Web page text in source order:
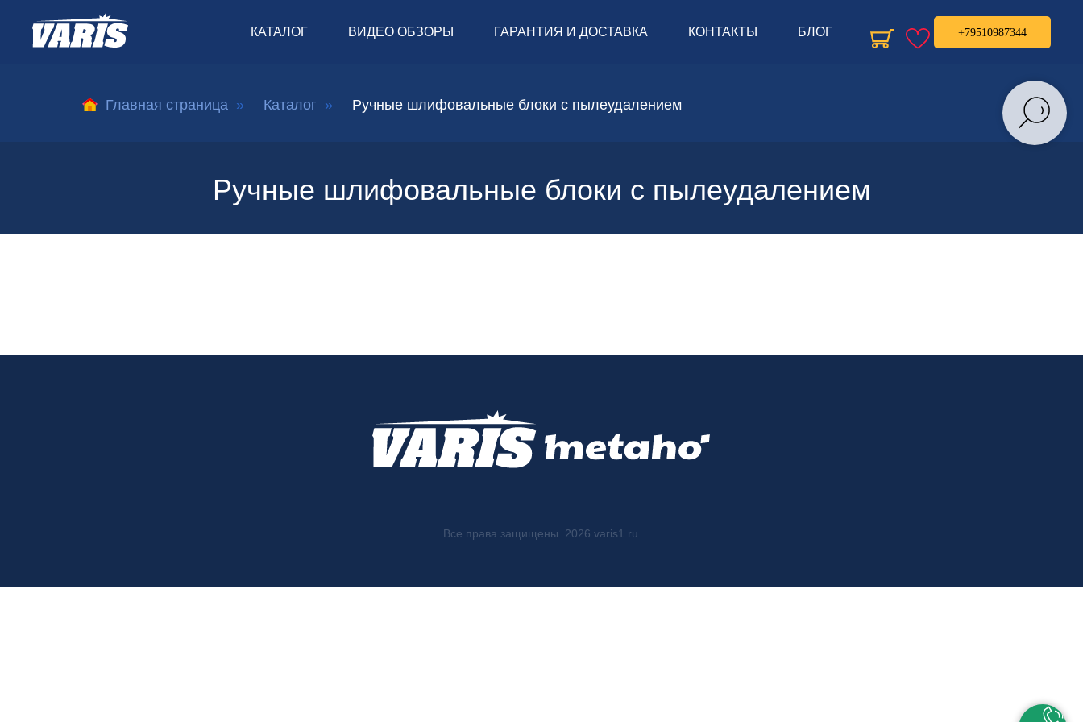
КАТАЛОГ ВИДЕО ОБЗОРЫ ГАРАНТИЯ И ДОСТАВКА КОНТАКТЫ БЛОГ +79510987344
Главная страница » Каталог » Ручные шлифовальные блоки с пылеудалением
Ручные шлифовальные блоки с пылеудалением
Все права защищены. 2026 varis1.ru